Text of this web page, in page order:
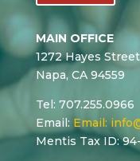
MAIN OFFICE
1272 Hayes Street
Napa, CA 94559
Tel: 707.255.0966
Email: Email:
Mentis Tax ID: